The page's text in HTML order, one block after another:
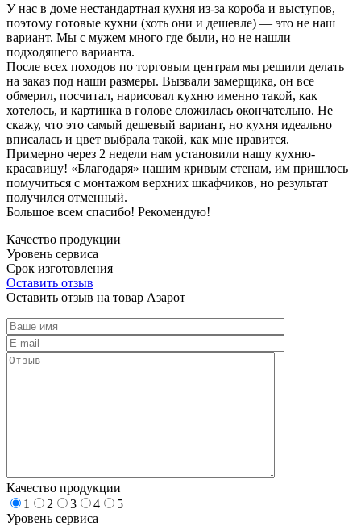
У нас в доме нестандартная кухня из-за короба и выступов,
поэтому готовые кухни (хоть они и дешевле) — это не наш
вариант. Мы с мужем много где были, но не нашли
подходящего варианта.
После всех походов по торговым центрам мы решили делать
на заказ под наши размеры. Вызвали замерщика, он все
обмерил, посчитал, нарисовал кухню именно такой, как
хотелось, и картинка в голове сложилась окончательно. Не
скажу, что это самый дешевый вариант, но кухня идеально
вписалась и цвет выбрала такой, как мне нравится.
Примерно через 2 недели нам установили нашу кухню-
красавицу! «Благодаря» нашим кривым стенам, им пришлось
помучиться с монтажом верхних шкафчиков, но результат
получился отменный.
Большое всем спасибо! Рекомендую!
Качество продукции
Уровень сервиса
Срок изготовления
Оставить отзыв
Оставить отзыв на товар Азарот
Качество продукции
1
2 3 4
5
Уровень сервиса